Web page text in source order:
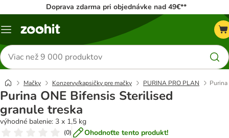
Doprava zdarma pri objednávke nad 49€**
Kategórie
Hľadať
produkty
Mačky Konzervy/kapsičky pre mačky PURINA PRO PLAN
Purina ONE Bifensis Sterilised
granule treska
výhodné balenie: 3 x 1,5 kg
(0) Ohodnoťte tento produkt!